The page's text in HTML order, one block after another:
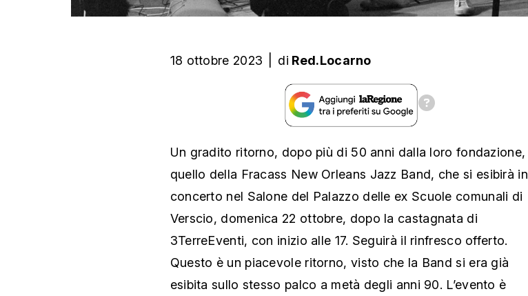
18 ottobre 2023 di Red.Locarno
Un gradito ritorno, dopo più di 50 anni dalla loro fondazione,
quello della Fracass New Orleans Jazz Band, che si esibirà in
concerto nel Salone del Palazzo delle ex Scuole comunali di
Verscio, domenica 22 ottobre, dopo la castagnata di
3TerreEventi, con inizio alle 17. Seguirà il rinfresco offerto.
Questo è un piacevole ritorno, visto che la Band si era già
esibita sullo stesso palco a metà degli anni 90. L’evento è